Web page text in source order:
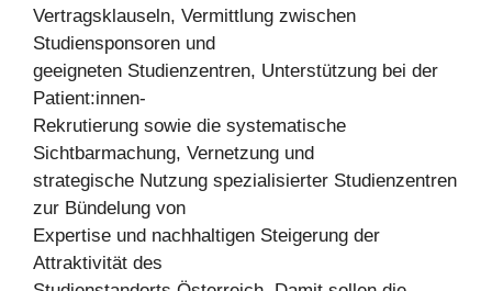
Vertragsklauseln, Vermittlung zwischen
Studiensponsoren und
geeigneten Studienzentren, Unterstützung bei der
Patient:innen-
Rekrutierung sowie die systematische
Sichtbarmachung, Vernetzung und
strategische Nutzung spezialisierter Studienzentren
zur Bündelung von
Expertise und nachhaltigen Steigerung der
Attraktivität des